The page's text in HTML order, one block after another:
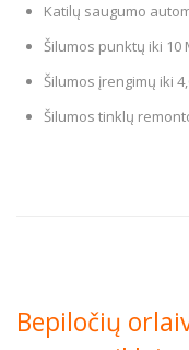
Katilų saugumo
Šilumos punktų iki
Šilumos įrengimų iki
Šilumos tinklų
Bepiločių